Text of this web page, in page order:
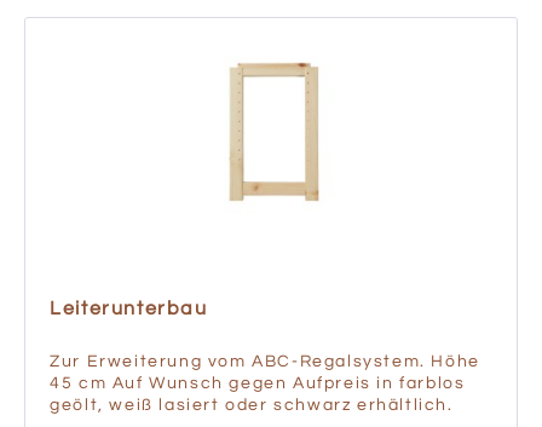
Leiterunterbau
Zur Erweiterung vom ABC-Regalsystem. Höhe
45 cm Auf Wunsch gegen Aufpreis in farblos
geölt, weiß lasiert oder schwarz erhältlich.